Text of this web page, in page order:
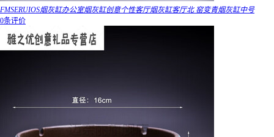
FMSERUIOS烟灰缸办公室烟灰缸创意个性客厅烟灰缸客厅北 窑变青烟灰缸中号
0条评价